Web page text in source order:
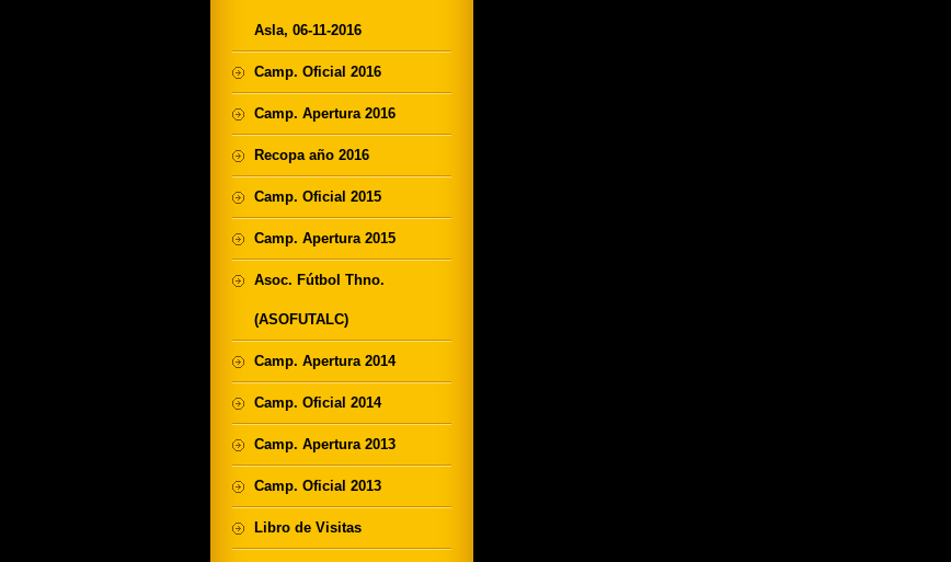
Asla, 06-11-2016
Camp. Oficial 2016
Camp. Apertura 2016
Recopa año 2016
Camp. Oficial 2015
Camp. Apertura 2015
Asoc. Fútbol Thno.
(ASOFUTALC)
Camp. Apertura 2014
Camp. Oficial 2014
Camp. Apertura 2013
Camp. Oficial 2013
Libro de Visitas